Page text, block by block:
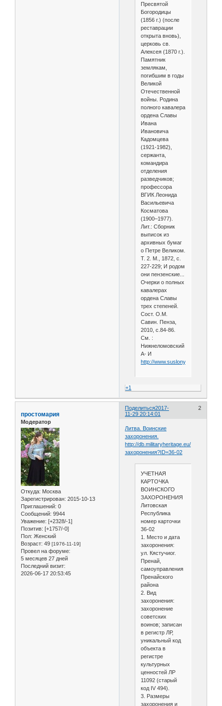
Пресвятой
Богородицы
(1856 г.) (после
реставрации
открыта вновь),
церковь св.
Алексея (1870 г.).
Памятник
землякам,
погибшим в годы
Великой
Отечественной
войны. Родина
полного кавалера
ордена Славы
Ивана
Ивановича
Кадомцева
(1921-1982),
сержанта,
командира
отделения
разведчиков;
профессора
ВГИК Леонида
Васильевича
Косматова
(1900–1977).
Лит.: Сборник
выписок из
архивных бумаг
о Петре Великом.
Т. 2. М., 1872, с.
227-229; И родом
они пензенские...
Очерки о полных
кавалерах
ордена Славы
трех степеней.
Сост. О.М.
Савин. Пенза,
2010, с.84-86.
См. :
Нижнеломовский
А- И
http://www.suslony.ru/
+1
Поделиться 2
2017-
11-29 20:14:01
простомария
Модератор
Откуда: Москва
Зарегистрирован: 2015-10-13
Приглашений: 0
Сообщений: 9944
Уважение: [+2328/-1]
Позитив: [+1757/-0]
Пол: Женский
Возраст: 49 [1976-11-19]
Провел на форуме:
5 месяцев 27 дней
Последний визит:
2026-06-17 20:53:45
Литва. Воинские
захоронения.
http://db.militaryheritage.eu/
захоронения?ID=36-02
УЧЕТНАЯ
КАРТОЧКА
ВОИНСКОГО
ЗАХОРОНЕНИЯ
Литовская
Республика
номер карточки
36-02
1. Место и дата
захоронения:
ул. Кястучиог.
Пренай,
самоуправления
Пренайского
района
2. Вид
захоронения:
захоронение
советских
воинов; записан
в регистр ЛР,
уникальный код
объекта в
регистре
культурных
ценностей ЛР
11092 (старый
код IV 494).
3. Размеры
захоронения и